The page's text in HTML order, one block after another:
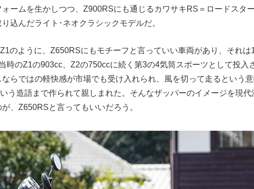
ームを生かしつつ、Z900RSにも通じるカワサキRS＝ロードスタ
込んだライト･ネオクラシックモデルだ。
のように、Z650RSにもモチーフと言っていい車両があり、それは
時のZ1の903cc、Z2の750ccに続く第3の4気筒スポーツとして投入
らではの軽快感が市場でも受け入れられ、風を切って走るという
う造語まで作られて親しまれた。そんなザッパーのイメージを現代
、Z650RSと言ってもいいだろう。